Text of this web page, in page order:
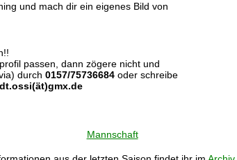
und mach dir ein eigenes Bild von
passen, dann zögere nicht und
durch 0157/75736684 oder schreibe
Mannschaft